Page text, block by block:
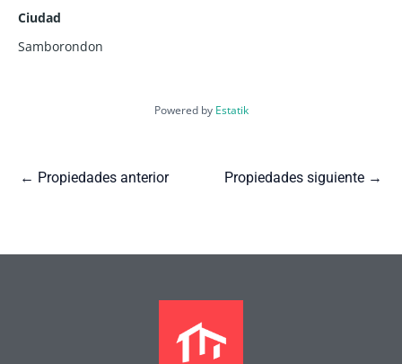
Ciudad
Samborondon
Powered by Estatik
← Propiedades anterior Propiedades siguiente →